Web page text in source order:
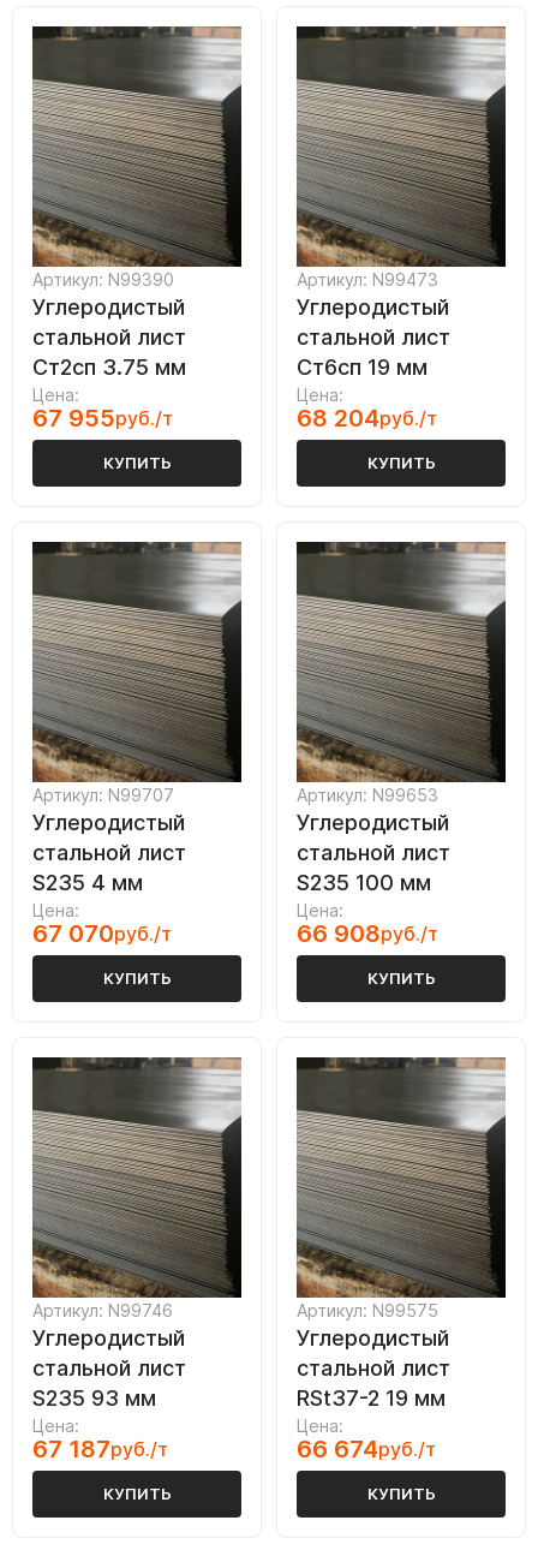
Артикул: N99390
Углеродистый
стальной лист
Ст2сп 3.75 мм
Цена:
67 955руб./т
КУПИТЬ
Артикул: N99473
Углеродистый
стальной лист
Ст6сп 19 мм
Цена:
68 204руб./т
КУПИТЬ
Артикул: N99707
Углеродистый
стальной лист
S235 4 мм
Цена:
67 070руб./т
КУПИТЬ
Артикул: N99653
Углеродистый
стальной лист
S235 100 мм
Цена:
66 908руб./т
КУПИТЬ
Артикул: N99746
Углеродистый
стальной лист
S235 93 мм
Цена:
67 187руб./т
КУПИТЬ
Артикул: N99575
Углеродистый
стальной лист
RSt37-2 19 мм
Цена:
66 674руб./т
КУПИТЬ